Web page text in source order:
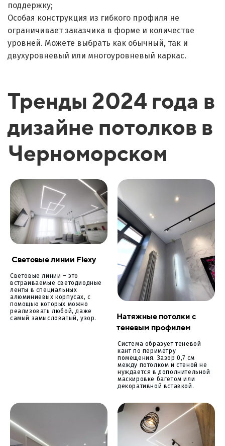
поддержку;
Особая конструкция из гибкого профиля не
ограничивает заказчика в форме и количестве
уровней. Можете выбрать как обычный, так и
двухуровневый или многоуровневый каркас.
Тренды 2024 года в
дизайне потолков в
Черноморском
Световые линии Flexy
Световые линии – это
встраиваемые светодиодные
ленты в специальных
алюминиевых корпусах, с
помощью которых можно
реализовать любой, даже
самый замысловатый, узор.
Натяжные потолки с
теневым профилем
Система образует теневой
кант по периметру
помещения. Зазор 0,7 см
между потолком и стеной не
нуждается в дополнительной
маскировке багетом или
декоративной вставкой.